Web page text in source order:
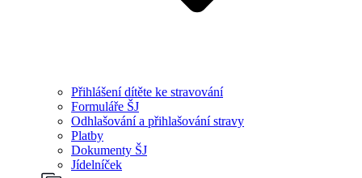
Přihlášení dítěte ke stravování
Formuláře ŠJ
Odhlašování a přihlašování stravy
Platby
Dokumenty ŠJ
Jídelníček